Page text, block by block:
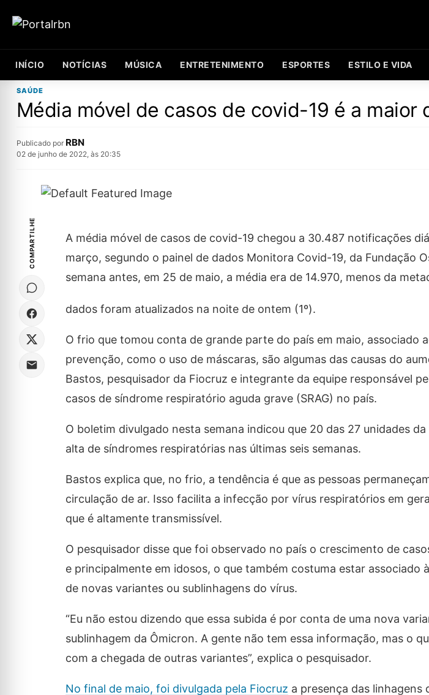
INÍCIO NOTÍCIAS MÚSICA ENTRETENIMENTO ESPORTES ESTILO E VIDA
SAÚDE
Média móvel de casos de covid-19 é a maior
Publicado por RBN
02 de junho de 2022, às 20:35
COMPARTILHE
A média móvel de casos de covid-19 chegou a 30.487 notificações
março, segundo o painel de dados Monitora Covid-19, da Fundação
semana antes, em 25 de maio, a média era de 14.970, menos da
dados foram atualizados na noite de ontem (1º).
O frio que tomou conta de grande parte do país em maio, associado
prevenção, como o uso de máscaras, são algumas das causas do
Bastos, pesquisador da Fiocruz e integrante da equipe responsável
casos de síndrome respiratório aguda grave (SRAG) no país.
O boletim divulgado nesta semana indicou que 20 das 27 unidades
alta de síndromes respiratórias nas últimas seis semanas.
Bastos explica que, no frio, a tendência é que as pessoas
circulação de ar. Isso facilita a infecção por vírus respiratórios em
que é altamente transmissível.
O pesquisador disse que foi observado no país o crescimento de
e principalmente em idosos, o que também costuma estar associado
de novas variantes ou sublinhagens do vírus.
“Eu não estou dizendo que essa subida é por conta de uma nova
sublinhagem da Ômicron. A gente não tem essa informação, mas o
com a chegada de outras variantes”, explica o pesquisador.
No final de maio, foi divulgada pela Fiocruz a presença das linhagens